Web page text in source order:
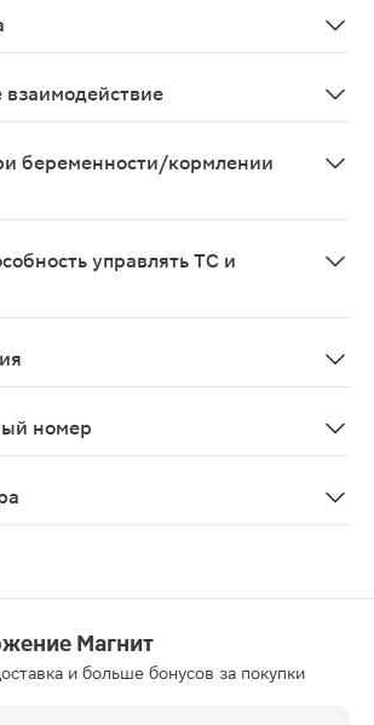
беременности/кормлении
управлять ТС и
номер
Магнит
и больше бонусов за покупки